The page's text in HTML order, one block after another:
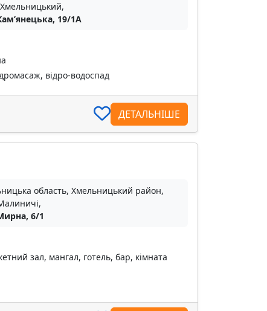
Хмельницький,
19/1А
відро-водоспад
ДЕТАЛЬНІШЕ
область, Хмельницький район,
6/1
зал, мангал, готель, бар, кімната